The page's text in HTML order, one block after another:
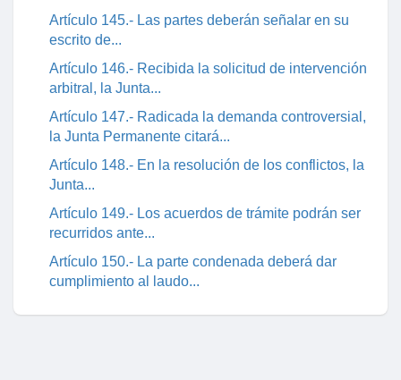
Artículo 145.- Las partes deberán señalar en su
escrito de...
Artículo 146.- Recibida la solicitud de intervención
arbitral, la Junta...
Artículo 147.- Radicada la demanda controversial,
la Junta Permanente citará...
Artículo 148.- En la resolución de los conflictos, la
Junta...
Artículo 149.- Los acuerdos de trámite podrán ser
recurridos ante...
Artículo 150.- La parte condenada deberá dar
cumplimiento al laudo...